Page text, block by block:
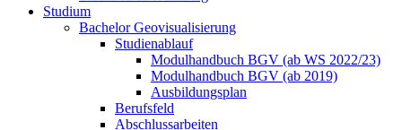
Studium
Bachelor Geovisualisierung
Studienablauf
Modulhandbuch BGV (ab WS 2022/23)
Modulhandbuch BGV (ab 2019)
Ausbildungsplan
Berufsfeld
Abschlussarbeiten